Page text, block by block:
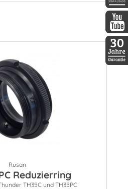
Rusan
Reduzierring
TH35C und TH35PC